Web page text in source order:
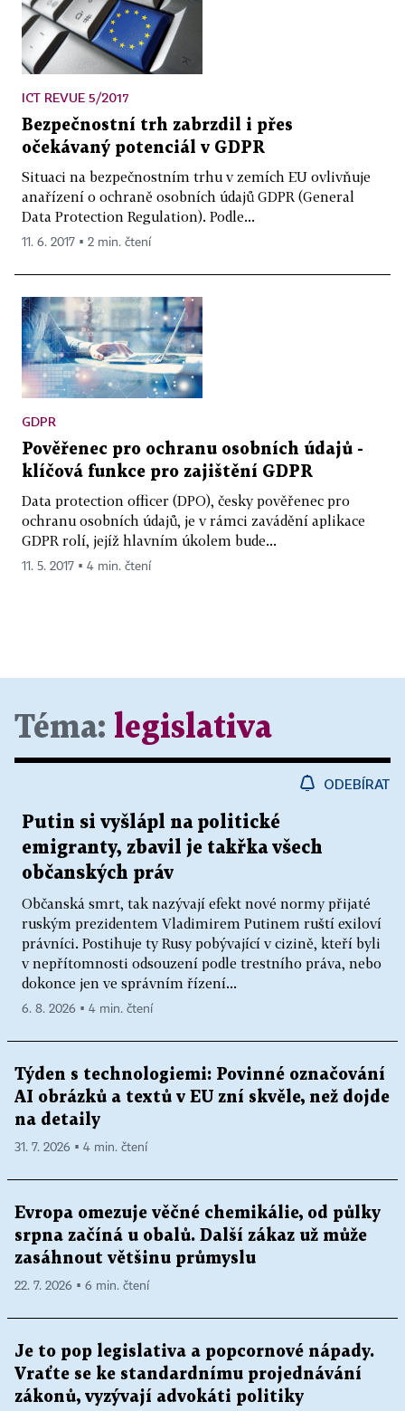
ICT REVUE 5/2017
Bezpečnostní trh zabrzdil i přes
očekávaný potenciál v GDPR
Situaci na bezpečnostním trhu v zemích EU ovlivňuje
anařízení o ochraně osobních údajů GDPR (General
Data Protection Regulation). Podle...
11. 6. 2017 ▪ 2 min. čtení
GDPR
Pověřenec pro ochranu osobních údajů -
klíčová funkce pro zajištění GDPR
Data protection officer (DPO), česky pověřenec pro
ochranu osobních údajů, je v rámci zavádění aplikace
GDPR rolí, jejíž hlavním úkolem bude...
11. 5. 2017 ▪ 4 min. čtení
Téma: legislativa
ODEBÍRAT
Putin si vyšlápl na politické
emigranty, zbavil je takřka všech
občanských práv
Občanská smrt, tak nazývají efekt nové normy přijaté
ruským prezidentem Vladimirem Putinem ruští exiloví
právníci. Postihuje ty Rusy pobývající v cizině, kteří byli
v nepřítomnosti odsouzení podle trestního práva, nebo
dokonce jen ve správním řízení...
6. 8. 2026 ▪ 4 min. čtení
Týden s technologiemi: Povinné označování
AI obrázků a textů v EU zní skvěle, než dojde
na detaily
31. 7. 2026 ▪ 4 min. čtení
Evropa omezuje věčné chemikálie, od půlky
srpna začíná u obalů. Další zákaz už může
zasáhnout většinu průmyslu
22. 7. 2026 ▪ 6 min. čtení
Je to pop legislativa a popcornové nápady.
Vraťte se ke standardnímu projednávání
zákonů, vyzývají advokáti politiky